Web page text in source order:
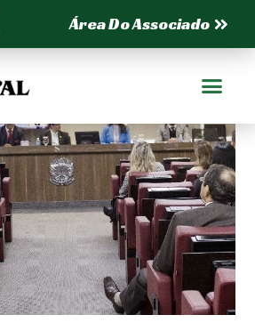
Área Do Associado